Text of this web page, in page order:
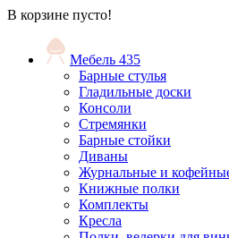
В корзине пусто!
Мебель 435
Барные стулья
Гладильные доски
Консоли
Стремянки
Барные стойки
Диваны
Журнальные и
Книжные полки
Комплекты
Кресла